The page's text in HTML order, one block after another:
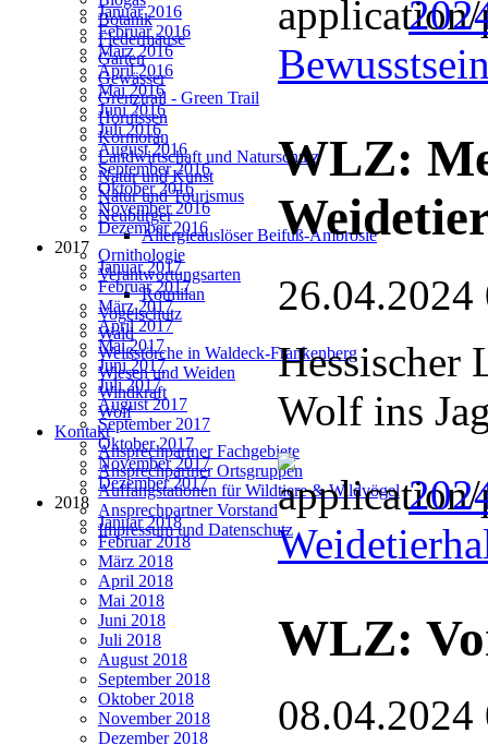
Botanik
Fledermäuse
Garten
Gewässer
Grenztrail - Green Trail
Hornissen
Kormoran
Landwirtschaft und Naturschutz
Natur und Kunst
Natur und Tourismus
Neubürger
Allergieauslöser Beifuß-Ambrosie
Ornithologie
Verantwortungsarten
Rotmilan
Vogelschutz
Wald
Weißstörche in Waldeck-Frankenberg
Wiesen und Weiden
Windkraft
Wolf
Kontakt
Ansprechpartner Fachgebiete
Ansprechpartner Ortsgruppen
Auffangstationen für Wildtiere & Wildvögel
Ansprechpartner Vorstand
Impressum und Datenschutz
Januar 2016
Februar 2016
März 2016
April 2016
Mai 2016
Juni 2016
Juli 2016
August 2016
September 2016
Oktober 2016
November 2016
Dezember 2016
2017
Januar 2017
Februar 2017
März 2017
April 2017
Mai 2017
Juni 2017
Juli 2017
August 2017
September 2017
Oktober 2017
November 2017
Dezember 2017
2018
Januar 2018
Februar 2018
März 2018
April 2018
Mai 2018
Juni 2018
Juli 2018
August 2018
September 2018
Oktober 2018
November 2018
Dezember 2018
WLZ:
26.04.2024
Hessischer
Wolf ins
WLZ:
08.04.2024